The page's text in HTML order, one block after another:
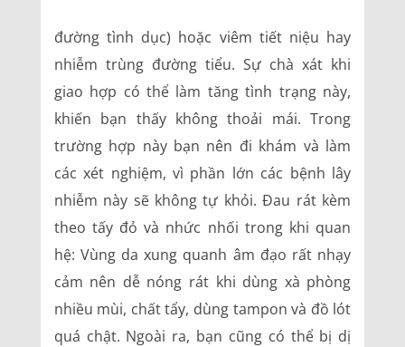
đường tình dục) hoặc viêm tiết niệu hay
nhiễm trùng đường tiểu. Sự chà xát khi
giao hợp có thể làm tăng tình trạng này,
khiến bạn thấy không thoải mái. Trong
trường hợp này bạn nên đi khám và làm
các xét nghiệm, vì phần lớn các bệnh lây
nhiễm này sẽ không tự khỏi. Đau rát kèm
theo tấy đỏ và nhức nhối trong khi quan
hệ: Vùng da xung quanh âm đạo rất nhạy
cảm nên dễ nóng rát khi dùng xà phòng
nhiều mùi, chất tẩy, dùng tampon và đồ lót
quá chật. Ngoài ra, bạn cũng có thể bị dị